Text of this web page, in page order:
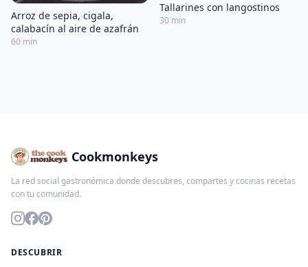
Arroz de sepia, cigala,
calabacín al aire de azafrán
60 min
Tallarines con langostinos
30 min
Cookmonkeys
La red social gastronómica donde descubres, compartes y cocinas recetas
con tu comunidad.
DESCUBRIR